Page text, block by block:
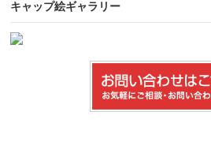
キャップ絵ギャラリー